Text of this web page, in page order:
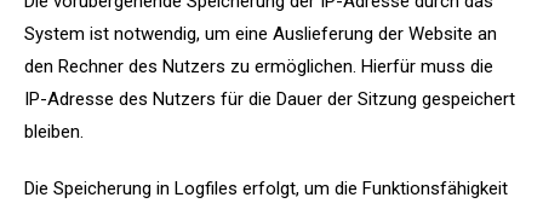
System ist notwendig, um eine Auslieferung der Website an
den Rechner des Nutzers zu ermöglichen. Hierfür muss die
IP-Adresse des Nutzers für die Dauer der Sitzung gespeichert
bleiben.
Die Speicherung in Logfiles erfolgt, um die Funktionsfähigkeit